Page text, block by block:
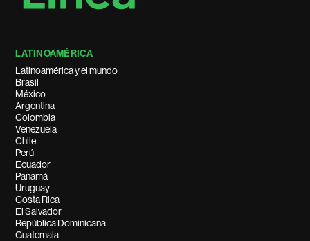
LATINOAMÉRICA
Latinoamérica y el mundo
Brasil
México
Argentina
Colombia
Venezuela
Chile
Perú
Ecuador
Panamá
Uruguay
Costa Rica
El Salvador
República Dominicana
Guatemala